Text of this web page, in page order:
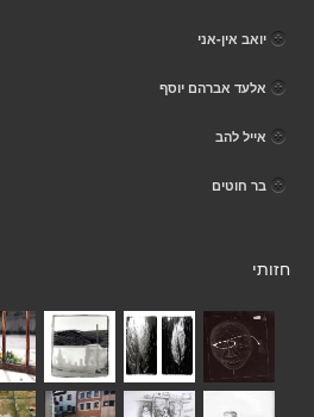
יואב אין-אני
אלעד אברהם יוסף
אייל להב
בר חוטים
חזותי